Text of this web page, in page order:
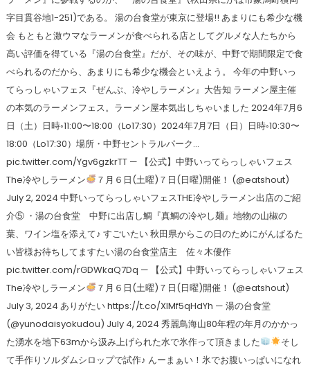
字目貫谷地1-251)である。 湯の台食堂が東京に登場!! あまりにも希少な機
会 もともと激ウマなラーメンが食べられる店としてグルメな人たちから
高い評価を得ている『湯の台食堂』だが、その味が、中野で期間限定で食
べられるのだから、あまりにも希少な機会といえよう。 今年の中野いっ
てらっしゃいフェス『ぜんぶ、冷やしラーメン』大告知 ラーメン屋主催
の本気のラーメンフェス。ラーメン屋本気出しちゃいました 2024年7月6
日（土）日時◦11:00〜18:00（Lo17:30）2024年7月7日（日）日時◦10:30〜
18:00（Lo17:30）場所・中野セントラルパーク…
pic.twitter.com/Ygv6gzkrTT — 【公式】中野いってらっしゃいフェス
The冷やしラーメン
７月６日(土曜)７日(日曜)開催！ (@eatshout)
July 2, 2024 中野いってらっしゃいフェスTHE冷やしラーメン出店のご紹
介⑤ ・湯の台食堂 中野に出店し鯛『真鯛の冷やし麺』地物の山椒の
葉、ワイン塩を添えて♪ すごいたい 秋田県からこの日のためにがんばるた
い皆様お待ちしてますたい湯の台食堂店主 佐々木優作
pic.twitter.com/rGDWkaQ7Dq — 【公式】中野いってらっしゃいフェス
The冷やしラーメン
７月６日(土曜)７日(日曜)開催！ (@eatshout)
July 3, 2024 ありがたい https://t.co/XIMf5qHdYh — 湯の台食堂
(@yunodaisyokudou) July 4, 2024 秀麗鳥海山80年程の年月のかかっ
た湧水を地下63mから汲み上げられた水で氷作って頂きました
そし
て手作りソルダムシロップで試作♪ んーまぁい！氷でお腹いっぱいになれ